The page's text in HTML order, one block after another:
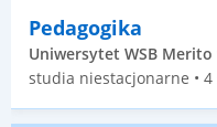
Pedagogika
Uniwersytet WSB
studia niestacjonarne •